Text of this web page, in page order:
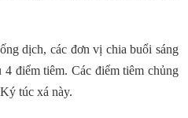
dịch, các đơn vị chia buổi sáng
điểm tiêm. Các điểm tiêm chủng
túc xá này.